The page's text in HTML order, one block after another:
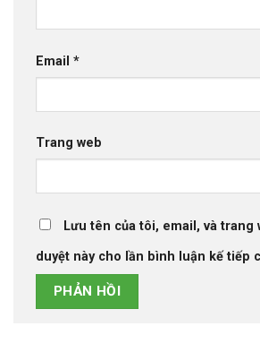
Email *
Trang web
Lưu tên của tôi, email, và
duyệt này cho lần bình luận kế tiếp